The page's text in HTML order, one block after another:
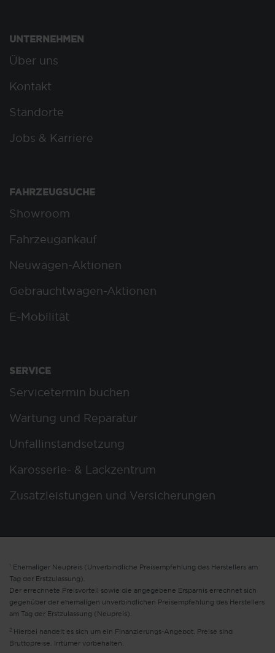
UNTERNEHMEN
Über uns
Kontakt
Standorte
Jobs & Karriere
FAHRZEUGSUCHE
Showroom
Fahrzeugankauf
Neuwagen-Aktionen
Gebrauchtwagen-Aktionen
E-Mobilität
SERVICE
Servicetermin buchen
Wartung und Reparatur
Unfallinstandsetzung
Karosserie- & Lackzentrum
Zusatzleistungen und Versicherungen
1 Ehemaliger Neupreis (Unverbindliche Preisempfehlung des Herstellers am
Tag der Erstzulassung).
Der errechnete Preisvorteil sowie die angegebene Ersparnis errechnet sich
gegenüber der ehemaligen unverbindlichen Preisempfehlung des Herstellers
am Tag der Erstzulassung (Neupreis).
2 Hierbei handelt es sich um ein Finanzierungs-Angebot. Preise sind
Bruttopreise. Irrtümer vorbehalten.